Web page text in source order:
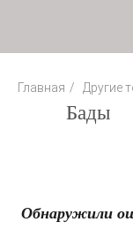
Главная / Другие
Бады
Обнаружили